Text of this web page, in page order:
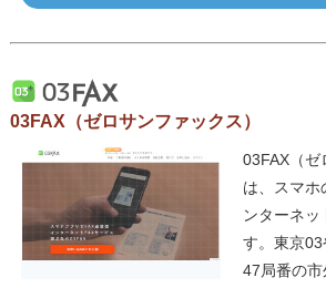
03FAX（ゼロサンファックス）
03FAX（ゼ
は、スマホ
ンターネッ
す。東京
47局番の